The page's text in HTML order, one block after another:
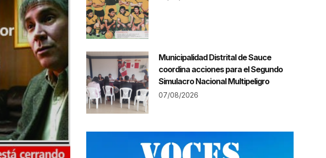
Municipalidad Distrital de Sauce
coordina acciones para el Segundo
Simulacro Nacional Multipeligro
07/08/2026